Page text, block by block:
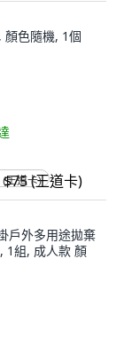
顏色隨機, 1個
王道卡)
戶外多用途拋棄
1組, 成人款 顏